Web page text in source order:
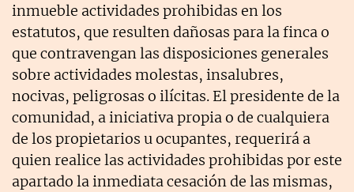
inmueble actividades prohibidas en los
estatutos, que resulten dañosas para la finca o
que contravengan las disposiciones generales
sobre actividades molestas, insalubres,
nocivas, peligrosas o ilícitas. El presidente de la
comunidad, a iniciativa propia o de cualquiera
de los propietarios u ocupantes, requerirá a
quien realice las actividades prohibidas por este
apartado la inmediata cesación de las mismas,